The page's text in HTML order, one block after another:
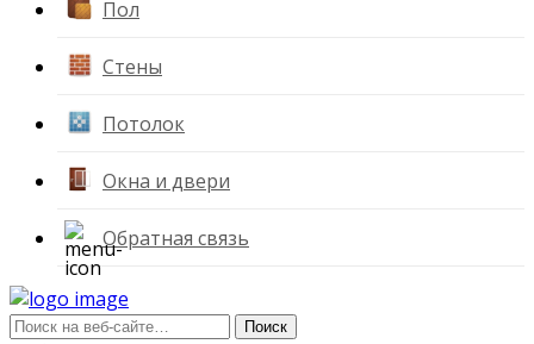
Пол
Стены
Потолок
Окна и двери
Обратная связь